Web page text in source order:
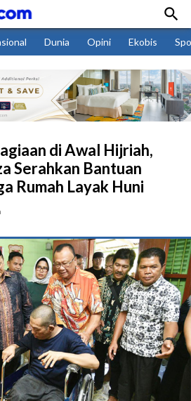

Dunia Opini Ekobis
di Awal Hijriah,
Serahkan Bantuan
Rumah Layak Huni